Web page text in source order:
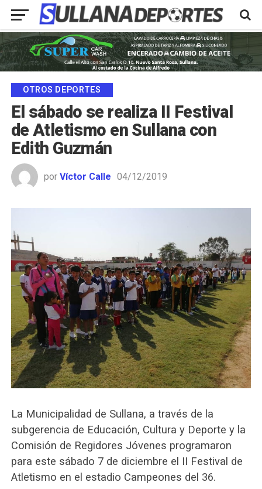
OTROS DEPORTES
El sábado se realiza II Festival
de Atletismo en Sullana con
Edith Guzmán
por Víctor Calle 04/12/2019
La Municipalidad de Sullana, a través de la
subgerencia de Educación, Cultura y Deporte y la
Comisión de Regidores Jóvenes programaron
para este sábado 7 de diciembre el II Festival de
Atletismo en el estadio Campeones del 36.